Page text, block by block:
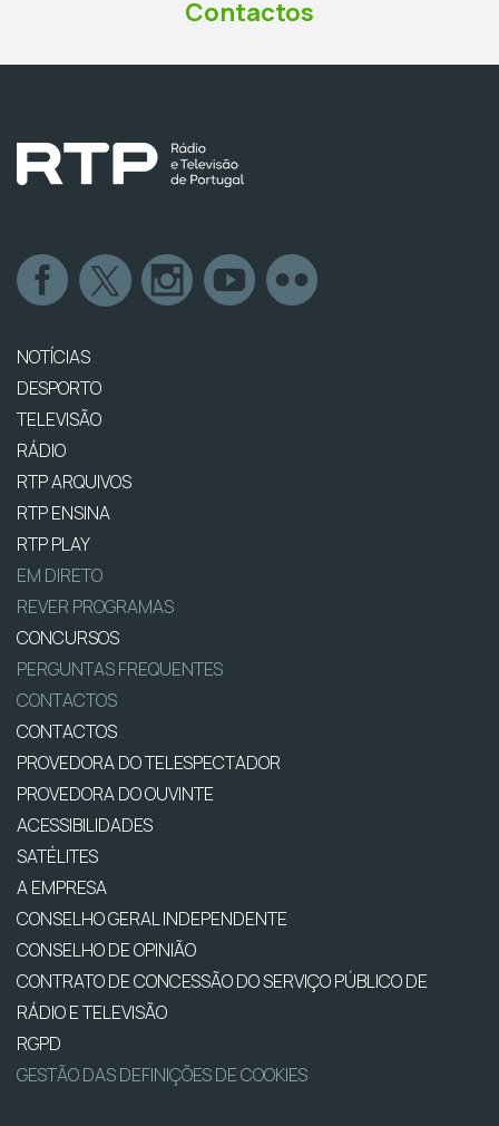
Contactos
NOTÍCIAS
DESPORTO
TELEVISÃO
RÁDIO
RTP ARQUIVOS
RTP ENSINA
RTP PLAY
EM DIRETO
REVER PROGRAMAS
CONCURSOS
PERGUNTAS FREQUENTES
CONTACTOS
CONTACTOS
PROVEDORA DO TELESPECTADOR
PROVEDORA DO OUVINTE
ACESSIBILIDADES
SATÉLITES
A EMPRESA
CONSELHO GERAL INDEPENDENTE
CONSELHO DE OPINIÃO
CONTRATO DE CONCESSÃO DO SERVIÇO PÚBLICO DE
RÁDIO E TELEVISÃO
RGPD
GESTÃO DAS DEFINIÇÕES DE COOKIES